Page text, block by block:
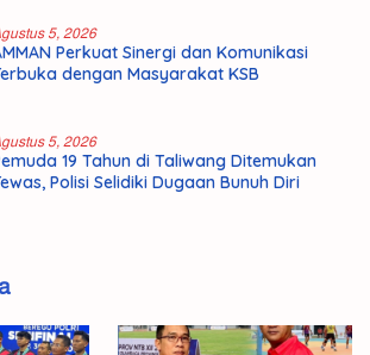
5, 2026
Perkuat Sinergi dan Komunikasi
dengan Masyarakat KSB
5, 2026
19 Tahun di Taliwang Ditemukan
Polisi Selidiki Dugaan Bunuh Diri